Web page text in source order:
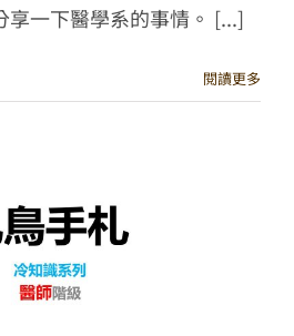
享一下醫學系的事情。 [...]
閱讀更多